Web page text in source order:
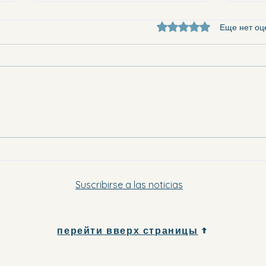
Оценка: 0 из 5 звезд.
Еще нет
Suscribirse a las noticias
перейти вверх страницы